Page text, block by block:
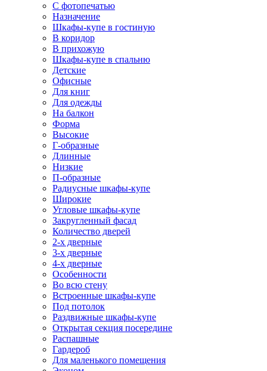
С фотопечатью
Назначение
Шкафы-купе в гостиную
В коридор
В прихожую
Шкафы-купе в спальню
Детские
Офисные
Для книг
Для одежды
На балкон
Форма
Высокие
Г-образные
Длинные
Низкие
П-образные
Радиусные шкафы-купе
Широкие
Угловые шкафы-купе
Закругленный фасад
Количество дверей
2-х дверные
3-х дверные
4-х дверные
Особенности
Во всю стену
Встроенные шкафы-купе
Под потолок
Раздвижные шкафы-купе
Открытая секция посередине
Распашные
Гардероб
Для маленького помещения